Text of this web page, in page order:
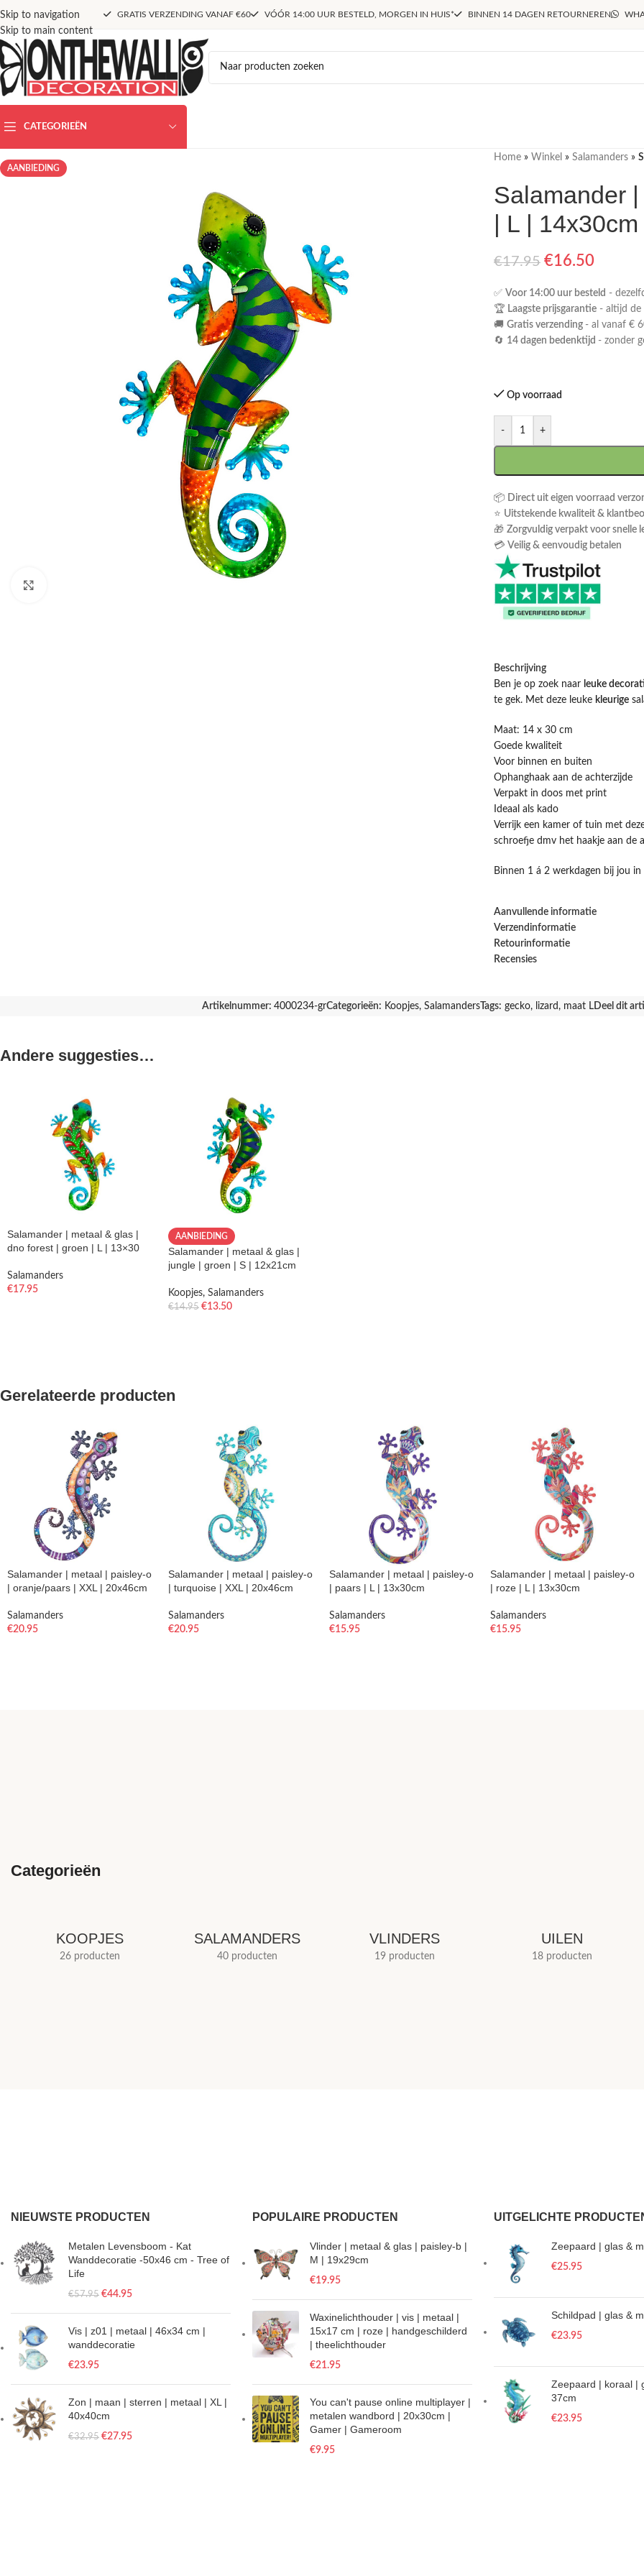
Skip to navigation
Skip to main content
GRATIS VERZENDING VANAF €60 VÓÓR 14:00 UUR BESTELD, MORGEN IN HUIS* BINNEN 14 DAGEN RETOURNEREN
CATEGORIEËN
AANBIEDING
Home » Winkel » Salamanders »
Salamander
| L | 14x30cm
€17.95 €16.50
✅ Voor 14:00 uur besteld -
🏆 Laagste prijsgarantie - altijd de
🚚 Gratis verzending - al vanaf €
🔄 14 dagen bedenktijd - zonder
Op voorraad
- +
📦 Direct uit eigen voorraad
⭐ Uitstekende kwaliteit &
🎁 Zorgvuldig verpakt voor snelle
💳 Veilig & eenvoudig betalen
Beschrijving
Ben je op zoek naar leuke
te gek. Met deze leuke kleurige
Maat: 14 x 30 cm
Goede kwaliteit
Voor binnen en buiten
Ophanghaak aan de achterzijde
Verpakt in doos met print
Ideaal als kado
Verrijk een kamer of tuin met
schroefje dmv het haakje aan de
Binnen 1 á 2 werkdagen bij jou
Aanvullende informatie
Verzendinformatie
Retourinformatie
Recensies
Artikelnummer: 4000234-grCategorieën: Koopjes, SalamandersTags: gecko, lizard, maat LDeel dit
Andere suggesties…
Salamander | metaal & glas |
dno forest | groen | L | 13×30
Salamanders
€17.95
AANBIEDING
Salamander | metaal & glas |
jungle | groen | S | 12x21cm
Koopjes, Salamanders
€14.95 €13.50
Gerelateerde producten
Salamander | metaal | paisley-o
| oranje/paars | XXL | 20x46cm
Salamanders
€20.95
Salamander | metaal | paisley-o
| turquoise | XXL | 20x46cm
Salamanders
€20.95
Salamander | metaal | paisley-o
| paars | L | 13x30cm
Salamanders
€15.95
Salamander | metaal | paisley-o
| roze | L | 13x30cm
Salamanders
€15.95
Categorieën
KOOPJES
26 producten
SALAMANDERS
40 producten
VLINDERS
19 producten
UILEN
18 producten
NIEUWSTE PRODUCTEN
Metalen Levensboom - Kat
Wanddecoratie -50x46 cm - Tree of
Life
€57.95 €44.95
Vis | z01 | metaal | 46x34 cm |
wanddecoratie
€23.95
Zon | maan | sterren | metaal | XL |
40x40cm
€32.95 €27.95
POPULAIRE PRODUCTEN
Vlinder | metaal & glas | paisley-b |
M | 19x29cm
€19.95
Waxinelichthouder | vis | metaal |
15x17 cm | roze | handgeschilderd
| theelichthouder
€21.95
You can't pause online multiplayer |
metalen wandbord | 20x30cm |
Gamer | Gameroom
€9.95
UITGELICHTE
Zeepaard | glas &
€25.95
Schildpad | glas &
€23.95
Zeepaard | koraal |
37cm
€23.95